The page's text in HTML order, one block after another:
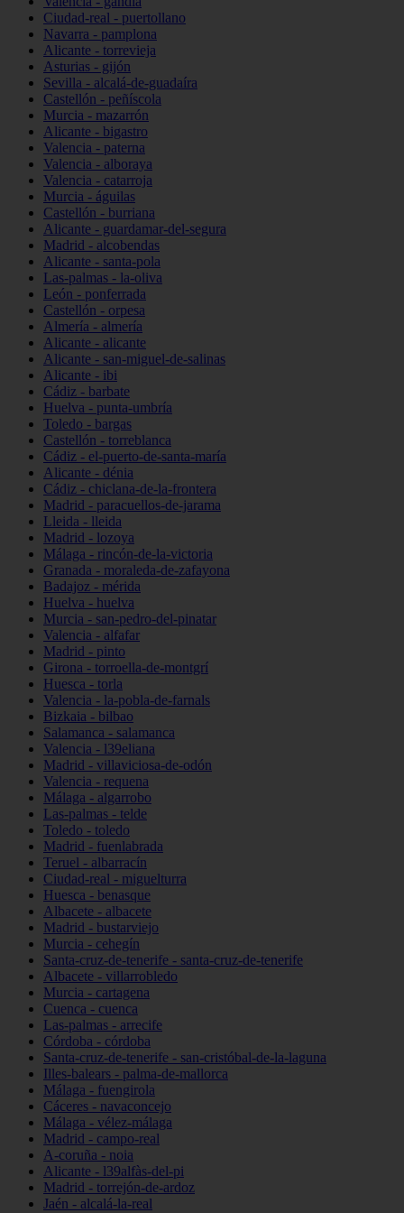
Ciudad-real - puertollano
Navarra - pamplona
Alicante - torrevieja
Asturias - gijón
Sevilla - alcalá-de-guadaíra
Castellón - peñíscola
Murcia - mazarrón
Alicante - bigastro
Valencia - paterna
Valencia - alboraya
Valencia - catarroja
Murcia - águilas
Castellón - burriana
Alicante - guardamar-del-segura
Madrid - alcobendas
Alicante - santa-pola
Las-palmas - la-oliva
León - ponferrada
Castellón - orpesa
Almería - almería
Alicante - alicante
Alicante - san-miguel-de-salinas
Alicante - ibi
Cádiz - barbate
Huelva - punta-umbría
Toledo - bargas
Castellón - torreblanca
Cádiz - el-puerto-de-santa-maría
Alicante - dénia
Cádiz - chiclana-de-la-frontera
Madrid - paracuellos-de-jarama
Lleida - lleida
Madrid - lozoya
Málaga - rincón-de-la-victoria
Granada - moraleda-de-zafayona
Badajoz - mérida
Huelva - huelva
Murcia - san-pedro-del-pinatar
Valencia - alfafar
Madrid - pinto
Girona - torroella-de-montgrí
Huesca - torla
Valencia - la-pobla-de-farnals
Bizkaia - bilbao
Salamanca - salamanca
Valencia - l39eliana
Madrid - villaviciosa-de-odón
Valencia - requena
Málaga - algarrobo
Las-palmas - telde
Toledo - toledo
Madrid - fuenlabrada
Teruel - albarracín
Ciudad-real - miguelturra
Huesca - benasque
Albacete - albacete
Madrid - bustarviejo
Murcia - cehegín
Santa-cruz-de-tenerife - santa-cruz-de-tenerife
Albacete - villarrobledo
Murcia - cartagena
Cuenca - cuenca
Las-palmas - arrecife
Córdoba - córdoba
Santa-cruz-de-tenerife - san-cristóbal-de-la-laguna
Illes-balears - palma-de-mallorca
Málaga - fuengirola
Cáceres - navaconcejo
Málaga - vélez-málaga
Madrid - campo-real
A-coruña - noia
Alicante - l39alfàs-del-pi
Madrid - torrejón-de-ardoz
Jaén - alcalá-la-real